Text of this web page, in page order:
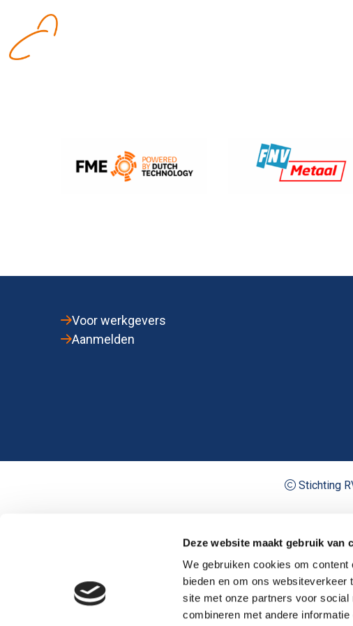
Deze website maakt gebruik van
We gebruiken cookies om
bieden en om ons
site met onze partners voor
combineren met andere
Voor werkgevers
Aanmelden
Stichting